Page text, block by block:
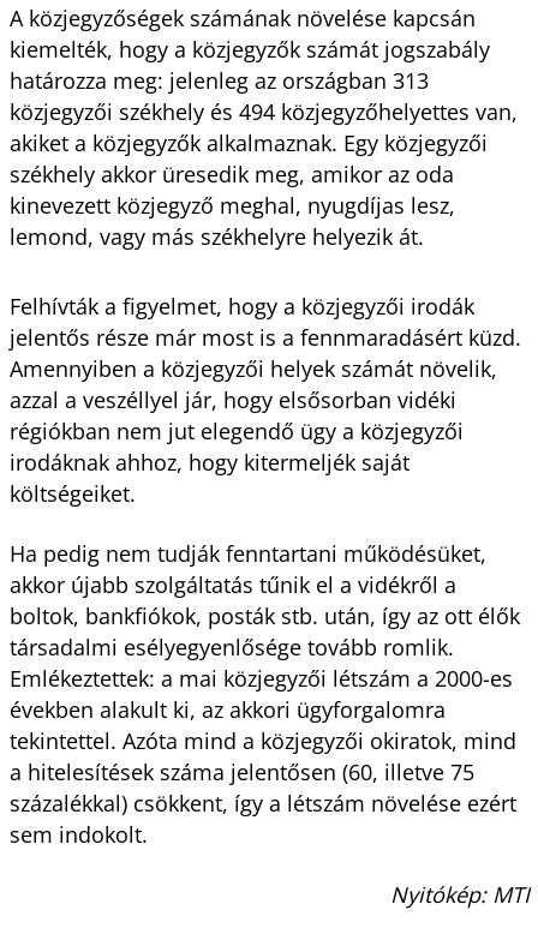
A közjegyzőségek számának növelése kapcsán
kiemelték, hogy a közjegyzők számát jogszabály
határozza meg: jelenleg az országban 313
közjegyzői székhely és 494 közjegyzőhelyettes van,
akiket a közjegyzők alkalmaznak. Egy közjegyzői
székhely akkor üresedik meg, amikor az oda
kinevezett közjegyző meghal, nyugdíjas lesz,
lemond, vagy más székhelyre helyezik át.
Felhívták a figyelmet, hogy a közjegyzői irodák
jelentős része már most is a fennmaradásért küzd.
Amennyiben a közjegyzői helyek számát növelik,
azzal a veszéllyel jár, hogy elsősorban vidéki
régiókban nem jut elegendő ügy a közjegyzői
irodáknak ahhoz, hogy kitermeljék saját
költségeiket.
Ha pedig nem tudják fenntartani működésüket,
akkor újabb szolgáltatás tűnik el a vidékről a
boltok, bankfiókok, posták stb. után, így az ott élők
társadalmi esélyegyenlősége tovább romlik.
Emlékeztettek: a mai közjegyzői létszám a 2000-es
években alakult ki, az akkori ügyforgalomra
tekintettel. Azóta mind a közjegyzői okiratok, mind
a hitelesítések száma jelentősen (60, illetve 75
százalékkal) csökkent, így a létszám növelése ezért
sem indokolt.
Nyitókép: MTI